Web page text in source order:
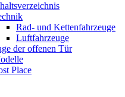
Rad- und Kettenfahrzeuge
Luftfahrzeuge
der offenen Tür
Place